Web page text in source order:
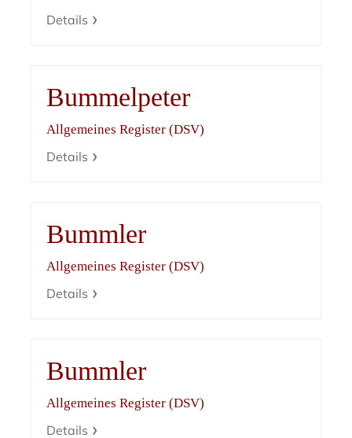
Details
Bummelpeter
Allgemeines Register (DSV)
Details
Bummler
Allgemeines Register (DSV)
Details
Bummler
Allgemeines Register (DSV)
Details